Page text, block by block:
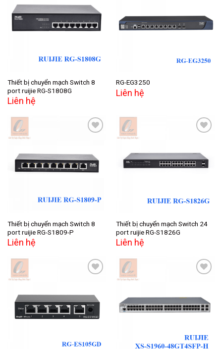
Add to
wishlist
Thiết bị chuyển mạch Switch 8
port ruijie RG-S1808G
Liên hệ
Add to
wishlist
RG-EG3250
Liên hệ
Add to
wishlist
Thiết bị chuyển mạch Switch 8
port ruijie RG-S1809-P
Liên hệ
Add to
wishlist
Thiết bị chuyển mạch Switch 24
port ruijie RG-S1826G
Liên hệ
Add to
wishlist
Add to
wishlist